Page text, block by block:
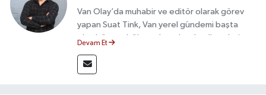
Van Olay’da muhabir ve editör olarak görev
yapan Suat Tink, Van yerel gündemi başta
olmak üzere bölgesel ve ulusal gelişmeleri
mezunu olan Tink, sahadan edindiği bilgilerle
doğruluk, tarafsızlık ve etik ilkeler
Devam Et